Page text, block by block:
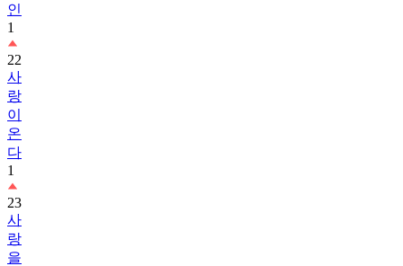
인
1
22
사
랑
이
온
다
1
23
사
랑
을